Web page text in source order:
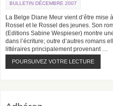
BULLETIN DÉCEMBRE 2007
La Belge Diane Meur vient d’être mise
Rossel et le Rossel des jeunes. Son
(Editions Sabine Wespieser) montre
dans l’écriture; outre d’autres romans
littéraires principalement provenant …
POURSUIVEZ VOTRE LECTURE